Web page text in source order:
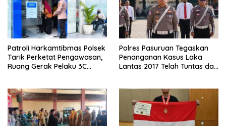
Patroli Harkamtibmas Polsek
Tarik Perketat Pengawasan,
Ruang Gerak Pelaku 3C
Polres Pasuruan Tegaskan
Penanganan Kasus Laka
Lantas 2017 Telah Tuntas dan